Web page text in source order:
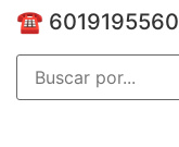
☎️ 6019195560